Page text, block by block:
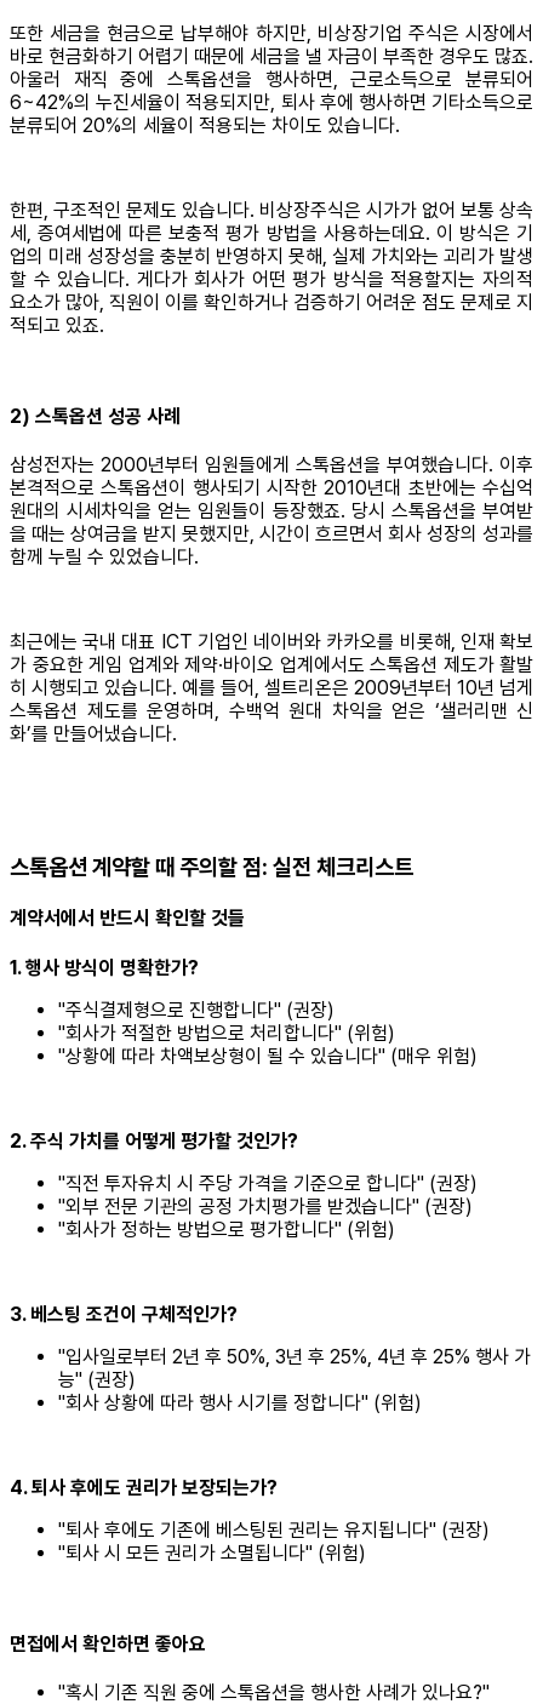
또한 세금을 현금으로 납부해야 하지만, 비상장기업 주식은 시장에서
바로 현금화하기 어렵기 때문에 세금을 낼 자금이 부족한 경우도 많죠.
아울러 재직 중에 스톡옵션을 행사하면, 근로소득으로 분류되어
6~42%의 누진세율이 적용되지만, 퇴사 후에 행사하면 기타소득으로
분류되어 20%의 세율이 적용되는 차이도 있습니다.
한편, 구조적인 문제도 있습니다. 비상장주식은 시가가 없어 보통 상속
세, 증여세법에 따른 보충적 평가 방법을 사용하는데요. 이 방식은 기
업의 미래 성장성을 충분히 반영하지 못해, 실제 가치와는 괴리가 발생
할 수 있습니다. 게다가 회사가 어떤 평가 방식을 적용할지는 자의적
요소가 많아, 직원이 이를 확인하거나 검증하기 어려운 점도 문제로 지
적되고 있죠.
2) 스톡옵션 성공 사례
삼성전자는 2000년부터 임원들에게 스톡옵션을 부여했습니다. 이후
본격적으로 스톡옵션이 행사되기 시작한 2010년대 초반에는 수십억
원대의 시세차익을 얻는 임원들이 등장했죠. 당시 스톡옵션을 부여받
을 때는 상여금을 받지 못했지만, 시간이 흐르면서 회사 성장의 성과를
함께 누릴 수 있었습니다.
최근에는 국내 대표 ICT 기업인 네이버와 카카오를 비롯해, 인재 확보
가 중요한 게임 업계와 제약·바이오 업계에서도 스톡옵션 제도가 활발
히 시행되고 있습니다. 예를 들어, 셀트리온은 2009년부터 10년 넘게
스톡옵션 제도를 운영하며, 수백억 원대 차익을 얻은 ‘샐러리맨 신
화’를 만들어냈습니다.
스톡옵션 계약할 때 주의할 점: 실전 체크리스트
계약서에서 반드시 확인할 것들
1. 행사 방식이 명확한가?
"주식결제형으로 진행합니다" (권장)
"회사가 적절한 방법으로 처리합니다" (위험)
"상황에 따라 차액보상형이 될 수 있습니다" (매우 위험)
2. 주식 가치를 어떻게 평가할 것인가?
"직전 투자유치 시 주당 가격을 기준으로 합니다" (권장)
"외부 전문 기관의 공정 가치평가를 받겠습니다" (권장)
"회사가 정하는 방법으로 평가합니다" (위험)
3. 베스팅 조건이 구체적인가?
"입사일로부터 2년 후 50%, 3년 후 25%, 4년 후 25% 행사 가
능" (권장)
"회사 상황에 따라 행사 시기를 정합니다" (위험)
4. 퇴사 후에도 권리가 보장되는가?
"퇴사 후에도 기존에 베스팅된 권리는 유지됩니다" (권장)
"퇴사 시 모든 권리가 소멸됩니다" (위험)
면접에서 확인하면 좋아요
"혹시 기존 직원 중에 스톡옵션을 행사한 사례가 있나요?"